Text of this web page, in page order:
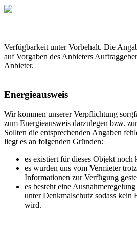
Verfügbarkeit unter Vorbehalt. Die
auf Vorgaben des Anbieters
Anbieter.
Energieausweis
Wir kommen unserer Verpflichtung
zum Energieausweis darzulegen bzw.
Sollten die entsprechenden Angaben
liegt es an folgenden Gründen:
es existiert für dieses Objekt noch
es wurden uns vom Vermieter
Informationen zur Verfügung
es besteht eine
unter Denkmalschutz sodass kein
wird.